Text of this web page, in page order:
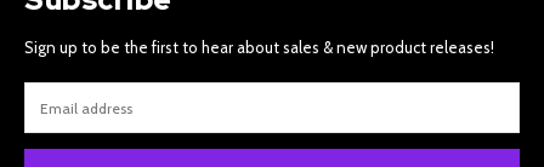
Sign up to be the first to hear about sales & new product releases!